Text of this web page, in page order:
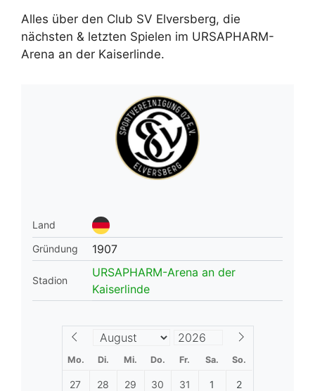
Alles über den Club SV Elversberg, die
nächsten & letzten Spielen im URSAPHARM-
Arena an der Kaiserlinde.
Land
Gründung
1907
Stadion
URSAPHARM-Arena an der
Kaiserlinde
Mo. Di. Mi. Do. Fr. Sa. So.
27 28 29 30 31 1 2